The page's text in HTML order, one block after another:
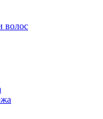
волос